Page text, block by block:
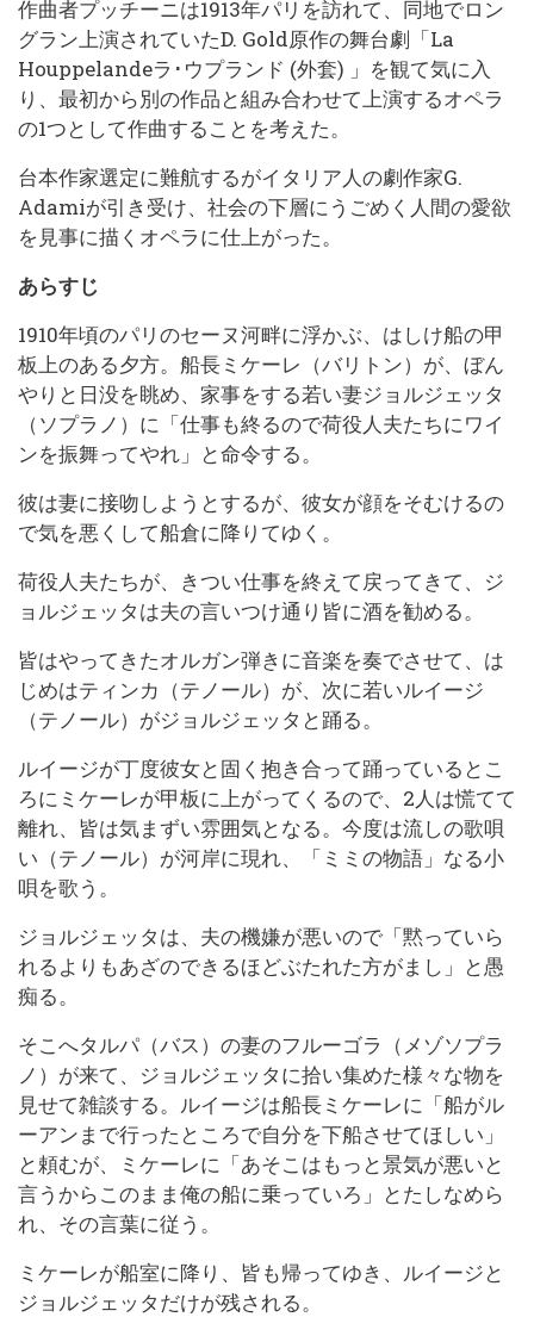
作曲者プッチーニは1913年パリを訪れて、同地でロン
グラン上演されていたD. Gold原作の舞台劇「La
Houppelandeラ･ウプランド (外套) 」を観て気に入
り、最初から別の作品と組み合わせて上演するオペラ
の1つとして作曲することを考えた。
台本作家選定に難航するがイタリア人の劇作家G.
Adamiが引き受け、社会の下層にうごめく人間の愛欲
を見事に描くオペラに仕上がった。
あらすじ
1910年頃のパリのセーヌ河畔に浮かぶ、はしけ船の甲
板上のある夕方。船長ミケーレ（バリトン）が、ぼん
やりと日没を眺め、家事をする若い妻ジョルジェッタ
（ソプラノ）に「仕事も終るので荷役人夫たちにワイ
ンを振舞ってやれ」と命令する。
彼は妻に接吻しようとするが、彼女が顔をそむけるの
で気を悪くして船倉に降りてゆく。
荷役人夫たちが、きつい仕事を終えて戻ってきて、ジ
ョルジェッタは夫の言いつけ通り皆に酒を勧める。
皆はやってきたオルガン弾きに音楽を奏でさせて、は
じめはティンカ（テノール）が、次に若いルイージ
（テノール）がジョルジェッタと踊る。
ルイージが丁度彼女と固く抱き合って踊っているとこ
ろにミケーレが甲板に上がってくるので、2人は慌てて
離れ、皆は気まずい雰囲気となる。今度は流しの歌唄
い（テノール）が河岸に現れ、「ミミの物語」なる小
唄を歌う。
ジョルジェッタは、夫の機嫌が悪いので「黙っていら
れるよりもあざのできるほどぶたれた方がまし」と愚
痴る。
そこへタルパ（バス）の妻のフルーゴラ（メゾソプラ
ノ）が来て、ジョルジェッタに拾い集めた様々な物を
見せて雑談する。ルイージは船長ミケーレに「船がル
ーアンまで行ったところで自分を下船させてほしい」
と頼むが、ミケーレに「あそこはもっと景気が悪いと
言うからこのまま俺の船に乗っていろ」とたしなめら
れ、その言葉に従う。
ミケーレが船室に降り、皆も帰ってゆき、ルイージと
ジョルジェッタだけが残される。